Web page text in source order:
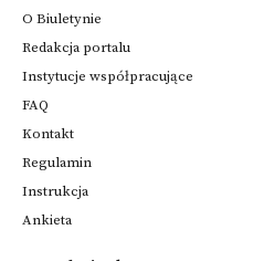
O Biuletynie
Redakcja portalu
Instytucje współpracujące
FAQ
Kontakt
Regulamin
Instrukcja
Ankieta